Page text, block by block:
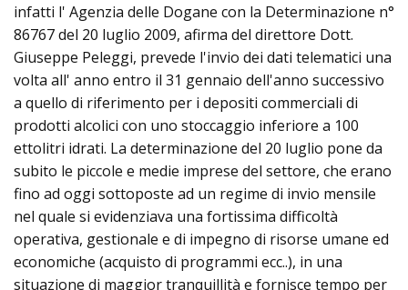
infatti l' Agenzia delle Dogane con la Determinazione n°
86767 del 20 luglio 2009, afirma del direttore Dott.
Giuseppe Peleggi, prevede l'invio dei dati telematici una
volta all' anno entro il 31 gennaio dell'anno successivo
a quello di riferimento per i depositi commerciali di
prodotti alcolici con uno stoccaggio inferiore a 100
ettolitri idrati. La determinazione del 20 luglio pone da
subito le piccole e medie imprese del settore, che erano
fino ad oggi sottoposte ad un regime di invio mensile
nel quale si evidenziava una fortissima difficoltà
operativa, gestionale e di impegno di risorse umane ed
economiche (acquisto di programmi ecc..), in una
situazione di maggior tranquillità e fornisce tempo per